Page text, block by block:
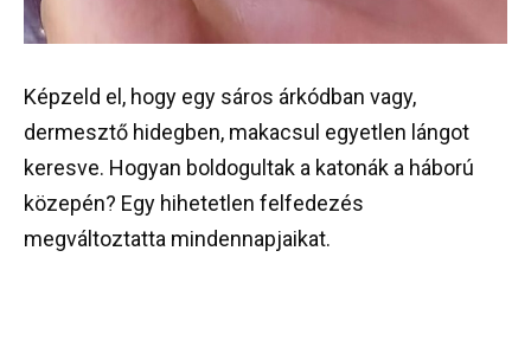
Képzeld el, hogy egy sáros árkódban vagy,
dermesztő hidegben, makacsul egyetlen lángot
keresve. Hogyan boldogultak a katonák a háború
közepén? Egy hihetetlen felfedezés
megváltoztatta mindennapjaikat.